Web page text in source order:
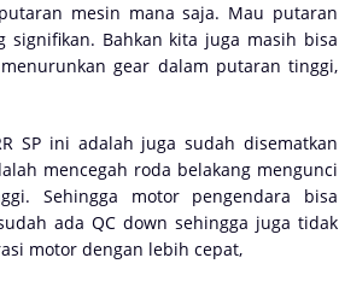
mesin mana saja. Mau putaran
Bahkan kita juga masih bisa
gear dalam putaran tinggi,
SP ini adalah juga sudah disematkan
mencegah roda belakang mengunci
Sehingga motor pengendara bisa
ada QC down sehingga juga tidak
motor dengan lebih cepat,